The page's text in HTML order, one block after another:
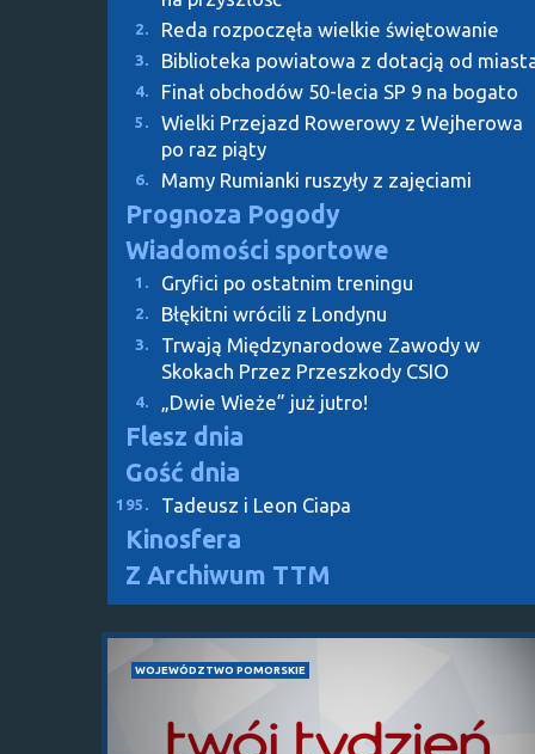
2. Reda rozpoczęła wielkie świętowanie
3. Biblioteka powiatowa z dotacją od
4. Finał obchodów 50-lecia SP 9 na bogato
5.
Wielki Przejazd Rowerowy z Wejherowa
po raz piąty
6. Mamy Rumianki ruszyły z zajęciami
Prognoza Pogody
Wiadomości sportowe
1. Gryfici po ostatnim treningu
2. Błękitni wrócili z Londynu
3.
Trwają Międzynarodowe Zawody w
Skokach Przez Przeszkody CSIO
4. „Dwie Wieże” już jutro!
Flesz dnia
Gość dnia
195. Tadeusz i Leon Ciapa
Kinosfera
Z Archiwum TTM
WOJEWÓDZTWO POMORSKIE